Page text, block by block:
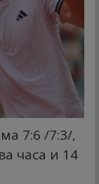
7:6 /7:3/,
часа и 14